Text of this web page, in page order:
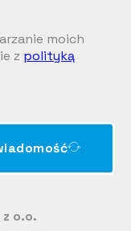
moich
z polityką
o.o.